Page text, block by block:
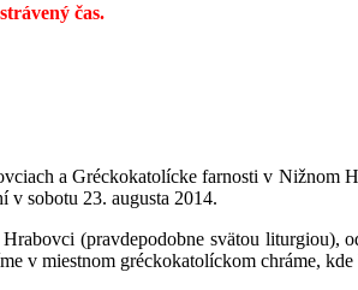
čas.
a Gréckokatolícke farnosti v Nižnom
v sobotu 23. augusta 2014.
(pravdepodobne svätou liturgiou),
v miestnom gréckokatolíckom chráme,